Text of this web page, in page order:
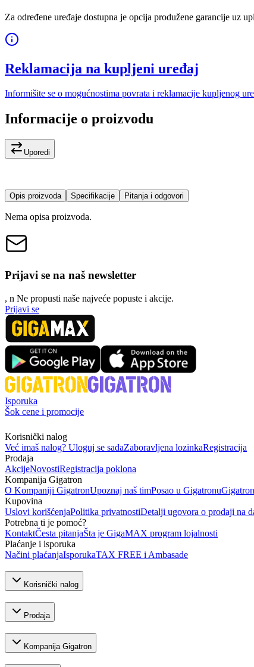
Za određene uređaje dostupna je opcija produžene garancije uz
Reklamacija na kupljeni uređaj
Informišite se o mogućnostima povrata i reklamacije kupljenog
Informacije o proizvodu
Uporedi
Opis proizvoda Specifikacije Pitanja i odgovori
Nema opisa proizvoda.
Prijavi se na naš newsletter
, n Ne propusti naše najveće popuste i akcije.
Prijavi se
Isporuka
Šok cene i promocije
Korisnički nalog
Već imaš nalog? Uloguj se sadaZaboravljena lozinkaRegistracija
Prodaja
AkcijeNovostiRegistracija poklona
Kompanija Gigatron
O Kompaniji GigatronUpoznaj naš timPosao u Gigatronu
Kupovina
Uslovi korišćenjaPolitika privatnostiDetalji ugovora o prodaji na
Potrebna ti je pomoć?
KontaktČesta pitanjaŠta je GigaMAX program lojalnosti
Plaćanje i isporuka
Načini plaćanjaIsporukaTAX FREE i Ambasade
Korisnički nalog
Prodaja
Kompanija Gigatron